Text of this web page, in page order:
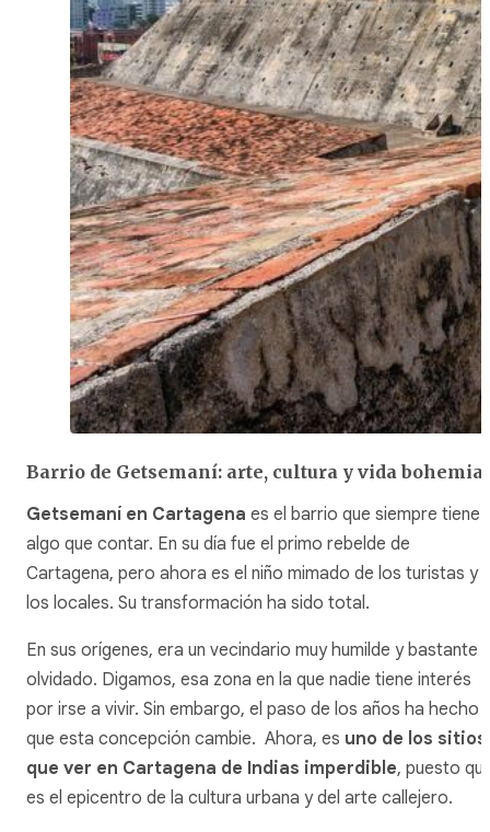
Barrio de Getsemaní: arte, cultura y vida
Getsemaní en Cartagena es el barrio que siempre tiene
algo que contar. En su día fue el primo rebelde de
Cartagena, pero ahora es el niño mimado de los turistas y
los locales. Su transformación ha sido total.
En sus orígenes, era un vecindario muy humilde y bastante
olvidado. Digamos, esa zona en la que nadie tiene interés
por irse a vivir. Sin embargo, el paso de los años ha hecho
que esta concepción cambie. Ahora, es uno de los sitios
que ver en Cartagena de Indias imperdible, puesto
es el epicentro de la cultura urbana y del arte callejero.